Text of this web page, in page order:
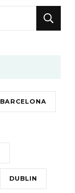
BARCELONA
DUBLIN